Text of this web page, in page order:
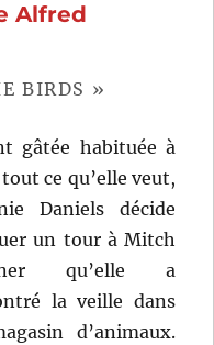
Pedro
Alfred
BIRDS »
gâtée habituée à
ce qu’elle veut,
Daniels décide
un tour à Mitch
qu’elle a
la veille dans
d’animaux.